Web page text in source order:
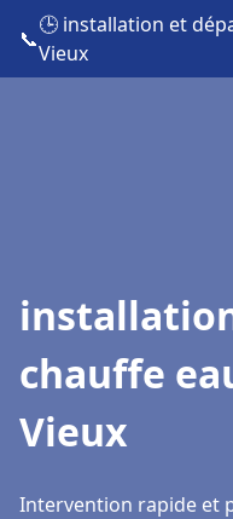
📞
🕒 installation et
Vieux
chauffe
Vieux
Intervention rapide et